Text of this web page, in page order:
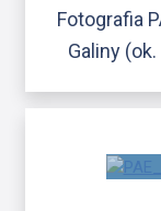
Fotografia
Galiny